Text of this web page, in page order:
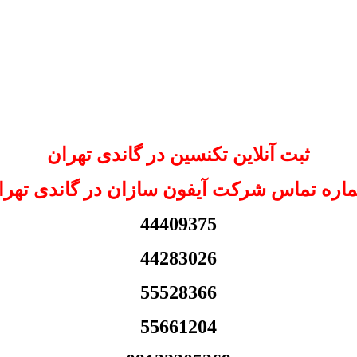
ثبت آنلاین تکنسین در گاندی تهران
تماس شرکت آیفون سازان در گاندی
44409375
44283026
55528366
55661204